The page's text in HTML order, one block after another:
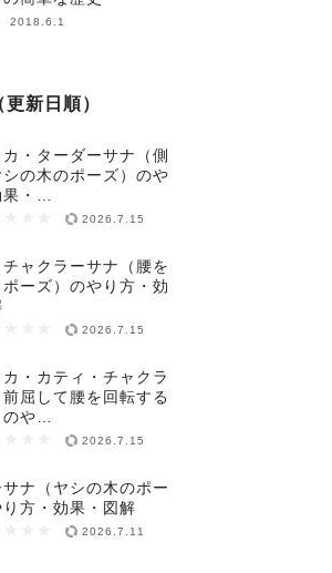
2018.6.1
新日順）
・ターダーサナ（側
シの木のポーズ）のや
果・…
2026.7.15
ャクラーサナ（腰を
ーズ）のやり方・効
2026.7.15
・カティ・チャクラ
屈して腰を回転する
や…
2026.7.15
サナ（ヤシの木のポー
り方・効果・図解
2026.7.11